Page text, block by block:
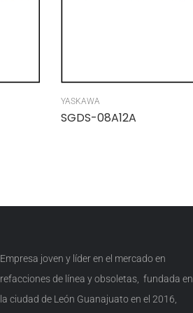
YASKAWA
SGDS-08A12A
Empresa joven y líder en el mercado en
refacciones de línea y obsoletas, fundada en
la ciudad de León Guanajuato en el 2016,